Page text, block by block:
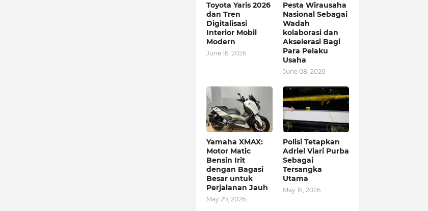
Toyota Yaris 2026
dan Tren
Digitalisasi
Interior Mobil
Modern
June 16, 2026
Pesta Wirausaha
Nasional Sebagai
Wadah
kolaborasi dan
Akselerasi Bagi
Para Pelaku
Usaha
June 08, 2026
Yamaha XMAX:
Motor Matic
Bensin Irit
dengan Bagasi
Besar untuk
Perjalanan Jauh
May 29, 2026
Polisi Tetapkan
Adriel Viari Purba
Sebagai
Tersangka
Utama
May 15, 2026